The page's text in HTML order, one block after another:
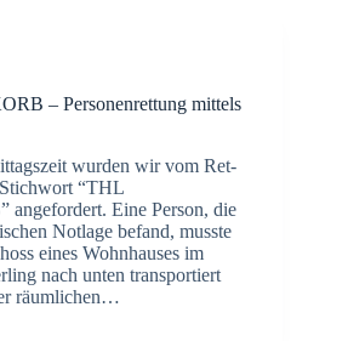
– Per­so­nen­ret­tung mit­tels
wur­den wir vom Ret­
“THL
Eine Per­son, die
Not­la­ge befand, muss­te
eines Wohn­hau­ses im
nach unten trans­por­tiert
räum­li­chen…